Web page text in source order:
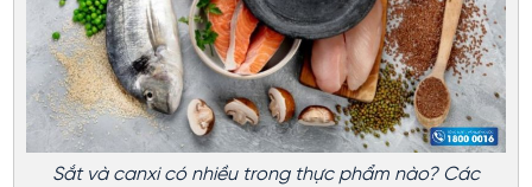
Sắt và canxi có nhiều trong thực phẩm nào? Các